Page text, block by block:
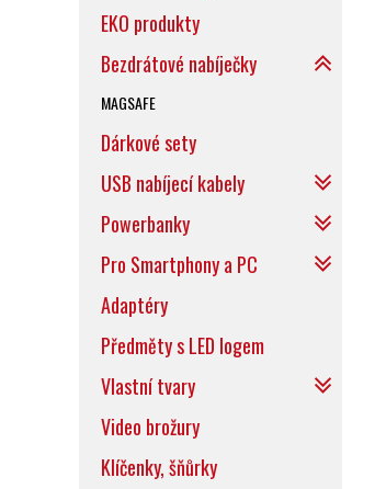
EKO produkty
Bezdrátové nabíječky
MAGSAFE
Dárkové sety
USB nabíjecí kabely
Powerbanky
Pro Smartphony a PC
Adaptéry
Předměty s LED logem
Vlastní tvary
Video brožury
Klíčenky, šňůrky